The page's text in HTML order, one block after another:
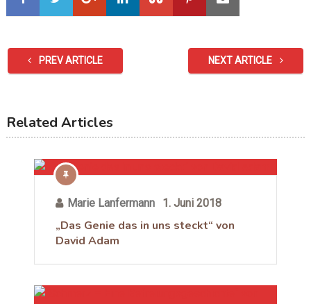
PREV ARTICLE NEXT ARTICLE
Related Articles
Marie Lanfermann 1. Juni 2018
„Das Genie das in uns steckt“ von
David Adam